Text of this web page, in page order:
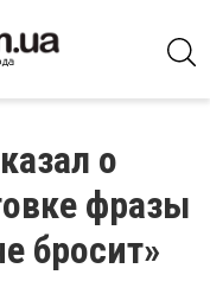
о
фразы
бросит»